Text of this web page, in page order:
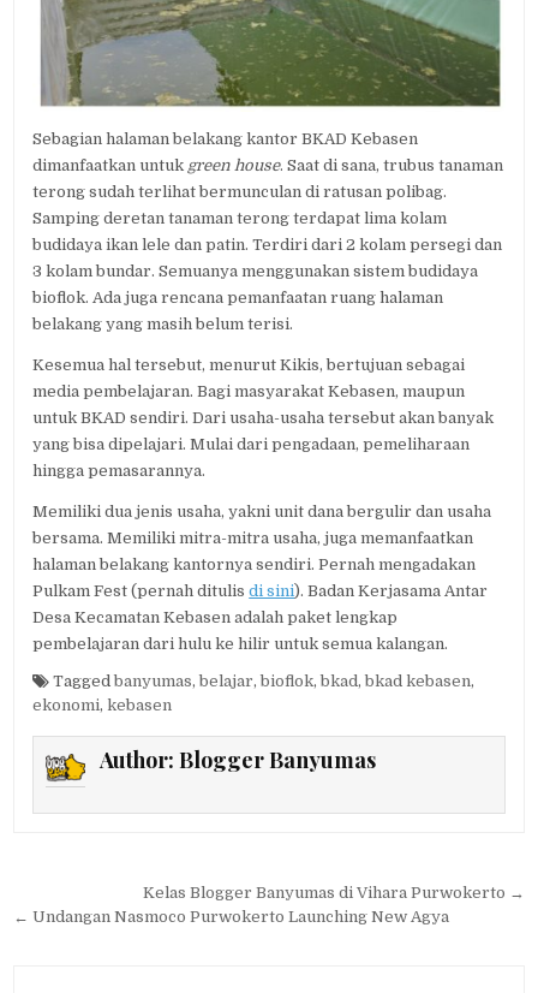
Sebagian halaman belakang kantor BKAD Kebasen
dimanfaatkan untuk green house. Saat di sana, trubus tanaman
terong sudah terlihat bermunculan di ratusan polibag.
Samping deretan tanaman terong terdapat lima kolam
budidaya ikan lele dan patin. Terdiri dari 2 kolam persegi dan
3 kolam bundar. Semuanya menggunakan sistem budidaya
bioflok. Ada juga rencana pemanfaatan ruang halaman
belakang yang masih belum terisi.
Kesemua hal tersebut, menurut Kikis, bertujuan sebagai
media pembelajaran. Bagi masyarakat Kebasen, maupun
untuk BKAD sendiri. Dari usaha-usaha tersebut akan banyak
yang bisa dipelajari. Mulai dari pengadaan, pemeliharaan
hingga pemasarannya.
Memiliki dua jenis usaha, yakni unit dana bergulir dan usaha
bersama. Memiliki mitra-mitra usaha, juga memanfaatkan
halaman belakang kantornya sendiri. Pernah mengadakan
Pulkam Fest (pernah ditulisdi sini). Badan Kerjasama Antar
Desa Kecamatan Kebasen adalah paket lengkap
pembelajaran dari hulu ke hilir untuk semua kalangan.
Taggedbanyumas,belajar,bioflok,bkad,bkad kebasen,
ekonomi,kebasen
Author: Blogger Banyumas
Post navigationKelas Blogger Banyumas di Vihara Purwokerto →
← Undangan Nasmoco Purwokerto Launching New Agya